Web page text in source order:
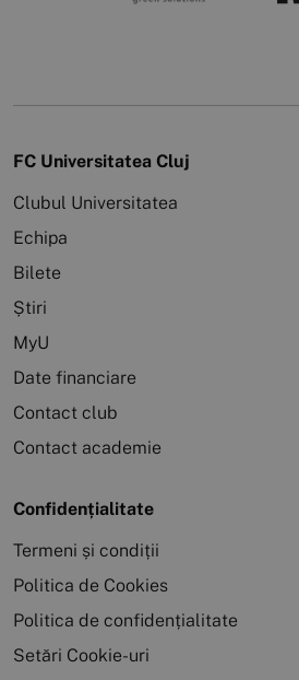
FC Universitatea Cluj
Clubul Universitatea
Echipa
Bilete
Știri
MyU
Date financiare
Contact club
Contact academie
Confidențialitate
Termeni și condiții
Politica de Cookies
Politica de confidențialitate
Setări Cookie-uri